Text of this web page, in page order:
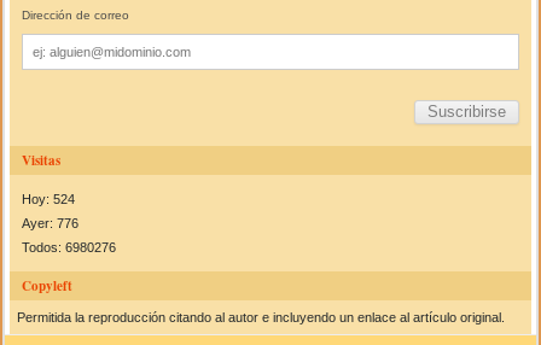
Dirección de correo
Dirección
de
correo
Visitas
Hoy: 524
Ayer: 776
Todos: 6980276
Copyleft
Permitida la reproducción citando al autor e incluyendo un enlace al artículo original.